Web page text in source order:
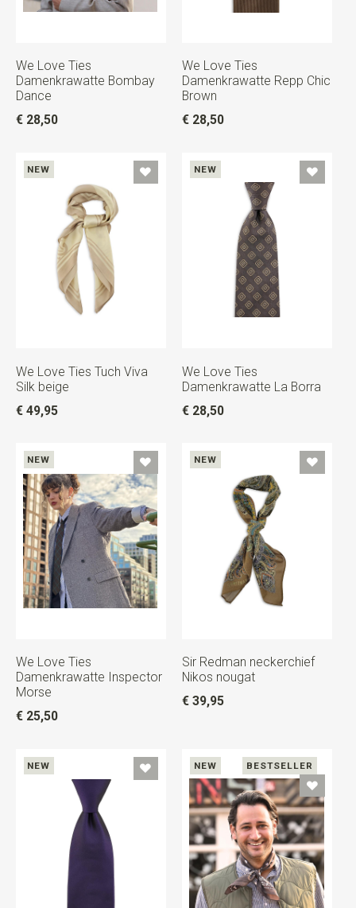
We Love Ties
Damenkrawatte Bombay
Dance
€ 28,50
We Love Ties
Damenkrawatte Repp Chic
Brown
€ 28,50
NEW
We Love Ties Tuch Viva
Silk beige
€ 49,95
NEW
We Love Ties
Damenkrawatte La Borra
€ 28,50
NEW
We Love Ties
Damenkrawatte Inspector
Morse
€ 25,50
NEW
Sir Redman neckerchief
Nikos nougat
€ 39,95
NEW NEW BESTSELLER